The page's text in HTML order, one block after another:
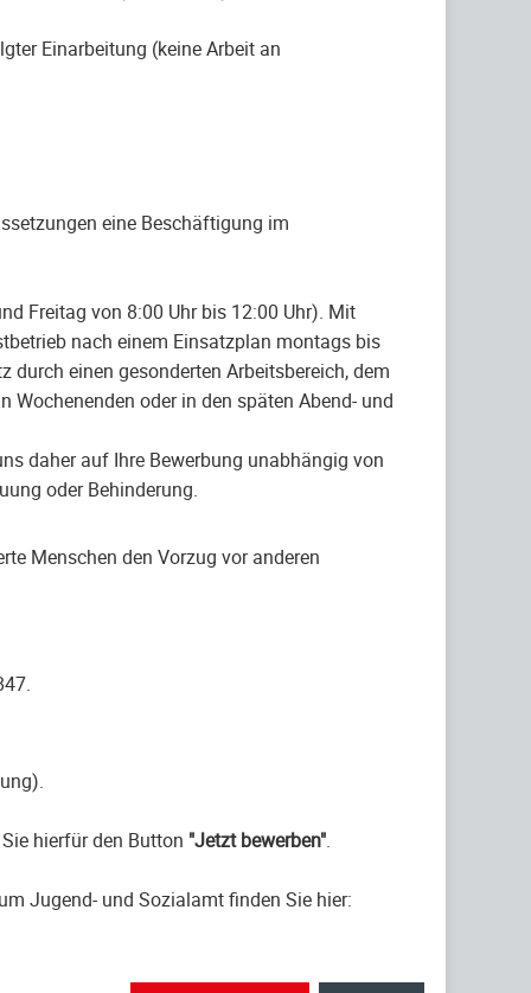
Einarbeitung (keine Arbeit an
eine Beschäftigung im
Freitag von 8:00 Uhr bis 12:00 Uhr). Mit
nach einem Einsatzplan montags bis
einen gesonderten Arbeitsbereich, dem
oder in den späten Abend- und
daher auf Ihre Bewerbung unabhängig von
oder Behinderung.
Menschen den Vorzug vor anderen
hierfür den Button "Jetzt bewerben".
Jugend- und Sozialamt finden Sie hier: